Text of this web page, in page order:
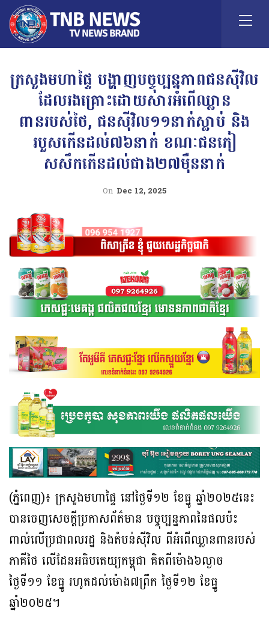
ក្រសួងមហាផ្ទៃ បង្ហាញបច្ចុប្បន្នភាពជនស៉ីវិល
ដែលរងគ្រោះដោយសារអំពើឈ្លាន
ពានរបស់ថៃ, ជនស៉ីវិល១១នាក់ស្លាប់ និង
របួសកើនដល់៧៦នាក់ ខណៈជនភៀ
សសឹកកើនដល់ជាង២៧ម៉ឺននាក់
On Dec 12, 2025
(ភ្នំពេញ)៖ ក្រសួងមហាផ្ទៃ នៅថ្ងៃទី១២ ខែធ្នូ ឆ្នាំ២០២៥នេះ
បានចេញសេចក្ដីប្រកាសព័ត៌មាន បច្ចុប្បន្នភាពនៃផលប៉ះ
ពាល់លើប្រជាពលរដ្ឋ និងតំបន់ស៊ីវិល ពីអំពើឈ្លានពានរបស់
ភាគីថៃ លើដែនអធិបតេយ្យកម្ពុជា គិតពីម៉ោង៦ល្ងាច
ថ្ងៃទី១១ ខែធ្នូ រហូតដល់ម៉ោង៧ព្រឹក ថ្ងៃទី១២ ខែធ្នូ
ឆ្នាំ២០២៥។